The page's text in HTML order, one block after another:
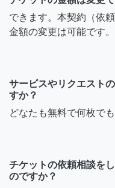
できます。本契約（依
金額の変更は可能です。
サービスやリクエスト
すか？
どなたも無料で何枚で
チケットの依頼相談を
のですか？